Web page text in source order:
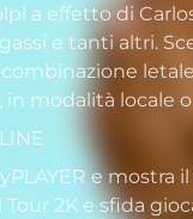
a effetto di
e tanti altri.
modalità locale
e mostra
2K e sfida